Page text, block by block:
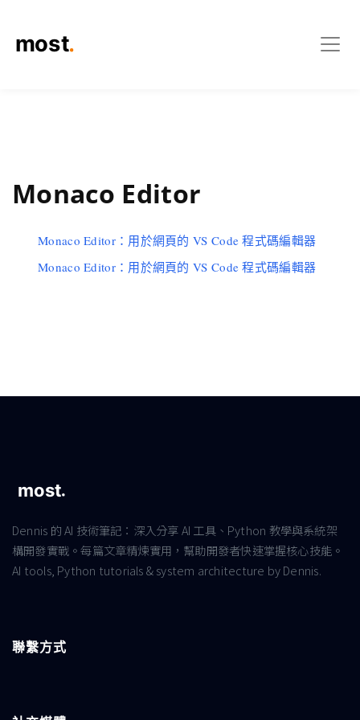
Monaco Editor
Monaco Editor：用於網頁的 VS Code 程式碼編輯器
Monaco Editor：用於網頁的 VS Code 程式碼編輯器
Dennis 的 AI 技術筆記：深入分享 AI 工具、Python 教學與系統架
構開發實戰。每篇文章精煉實用，幫助開發者快速掌握核心技能。
AI tools, Python tutorials & system architecture by Dennis.
聯繫方式